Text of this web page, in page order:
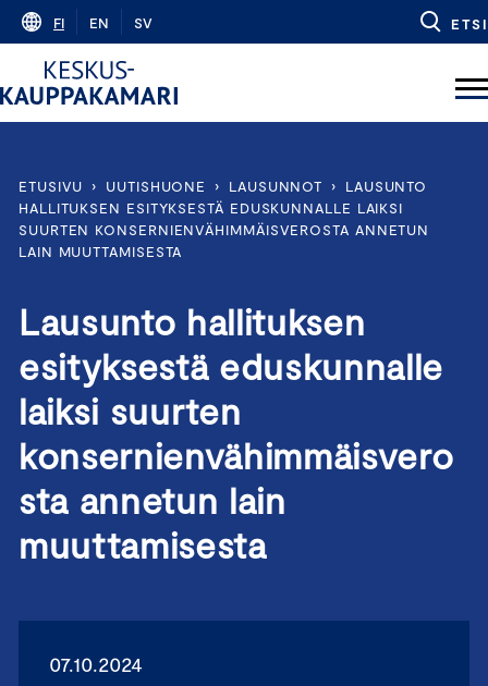
Skip
content
FI EN SV ETSI
ETUSIVU › UUTISHUONE › LAUSUNNOT ›
LAUSUNTO
HALLITUKSEN ESITYKSESTÄ EDUSKUNNALLE LAIKSI
SUURTEN KONSERNIENVÄHIMMÄISVEROSTA ANNETUN
LAIN MUUTTAMISESTA
Lausunto hallituksen
esityksestä eduskunnalle
laiksi suurten
konsernienvähimmäisvero
sta annetun lain
muuttamisesta
07.10.2024